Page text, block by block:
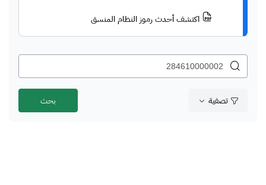
اكتشف أحدث رموز النظام المنسق
تصفية